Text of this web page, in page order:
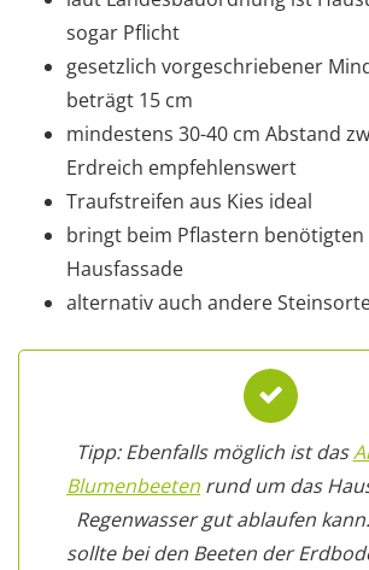
sogar Pflicht
gesetzlich vorgeschriebener
beträgt 15 cm
mindestens 30-40 cm Abstand
Erdreich empfehlenswert
Traufstreifen aus Kies ideal
bringt beim Pflastern
Hausfassade
alternativ auch andere
Tipp: Ebenfalls möglich ist das
Blumenbeeten rund um das
Regenwasser gut ablaufen
sollte bei den Beeten der